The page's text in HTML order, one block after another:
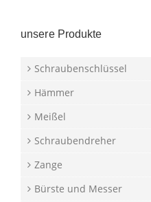
unsere Produkte
Schraubenschlüssel
Hämmer
Meißel
Schraubendreher
Zange
Bürste und Messer